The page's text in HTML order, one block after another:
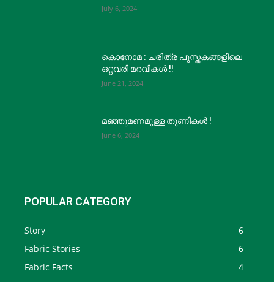
July 6, 2024
കൊനോമ : ചരിത്ര പുസ്തകങ്ങളിലെ
ഒറ്റവരി മറവികൾ !!
June 21, 2024
മഞ്ഞുമണമുള്ള തുണികൾ !
June 6, 2024
POPULAR CATEGORY
Story
6
Fabric Stories
6
Fabric Facts
4